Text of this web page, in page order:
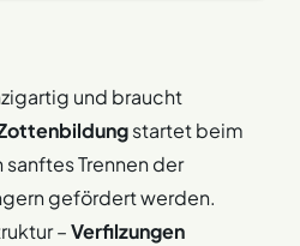
und braucht
startet beim
Trennen der
gefördert werden.
–Verfilzungen